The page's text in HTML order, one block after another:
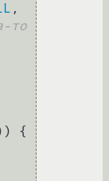
то
{